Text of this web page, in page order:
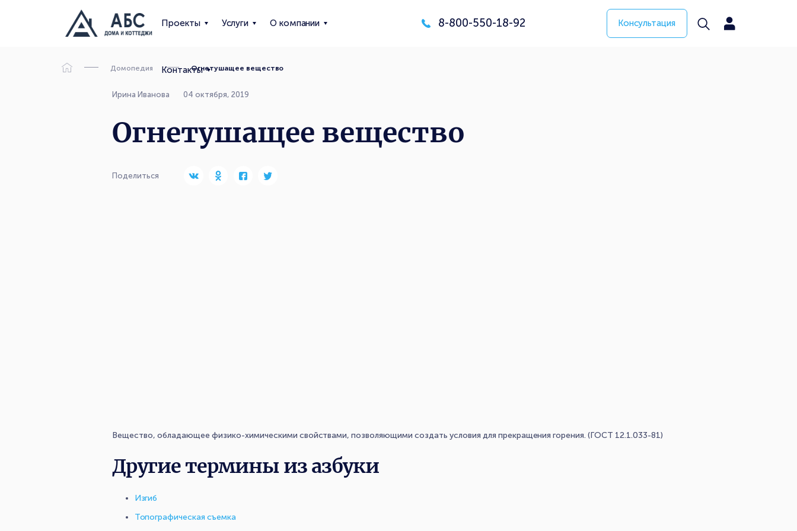
Проекты Услуги О компании
Контакты
8-800-550-18-92 Консультация
Домопедия Огнетушащее вещество
Ирина Иванова 04 октября, 2019
Огнетушащее вещество
Поделиться
Вещество, обладающее физико-химическими свойствами, позволяющими создать условия для прекращения горения. (ГОСТ 12.1.033-81)
Другие термины из азбуки
Изгиб
Топографическая съемка